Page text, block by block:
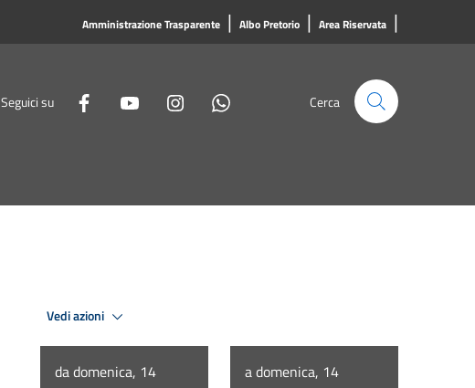
Amministrazione Trasparente | Albo Pretorio | Area Riservata |
Seguici su Cerca
Vedi azioni
da domenica, 14
a domenica, 14